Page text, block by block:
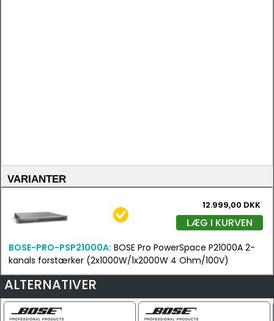
VARIANTER
12.999,00 DKK
LÆG I KURVEN
BOSE-PRO-PSP21000A: BOSE Pro PowerSpace P21000A 2-
kanals forstærker (2x1000W/1x2000W 4 Ohm/100V)
ALTERNATIVER